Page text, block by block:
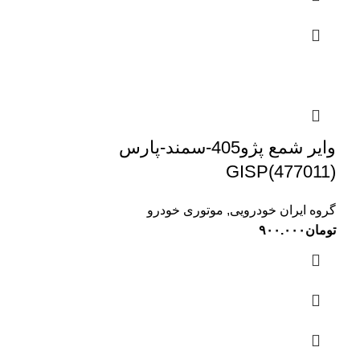
وایر شمع پژو405-سمند-پارس
GISP(477011)
گروه ایران خودرویی, موتوری خودرو
تومان ۹۰۰.۰۰۰